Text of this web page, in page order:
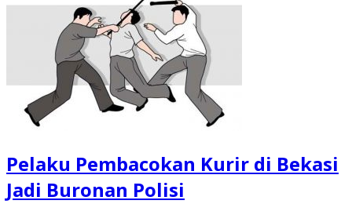
Pelaku Pembacokan Kurir di Bekasi
Jadi Buronan Polisi